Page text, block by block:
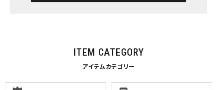
ITEM CATEGORY
アイテムカテゴリー